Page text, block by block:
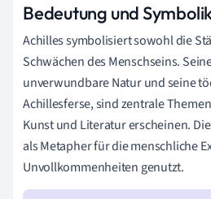
Bedeutung und
Achilles symbolisiert sowohl die
Schwächen des Menschseins.
unverwundbare Natur und seine
Achillesferse, sind zentrale
Kunst und Literatur erscheinen.
als Metapher für die menschliche
Unvollkommenheiten genutzt.